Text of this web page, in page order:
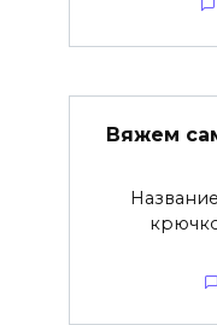
Вяжем